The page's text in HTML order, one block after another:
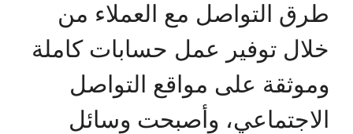
طرق التواصل مع العملاء من
خلال توفير عمل حسابات كاملة
وموثقة على مواقع التواصل
الاجتماعي، وأصبحت وسائل